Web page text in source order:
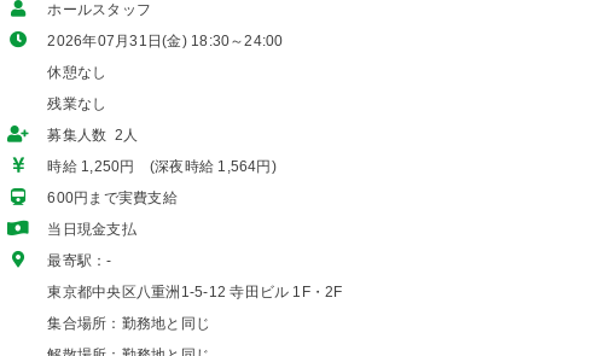
ホールスタッフ
2026年07月31日(金) 18:30～24:00
休憩なし
残業なし
募集人数 2人
時給 1,250円 (深夜時給 1,564円)
600円まで実費支給
当日現金支払
最寄駅：-
東京都中央区八重洲1-5-12 寺田ビル 1F・2F
集合場所：勤務地と同じ